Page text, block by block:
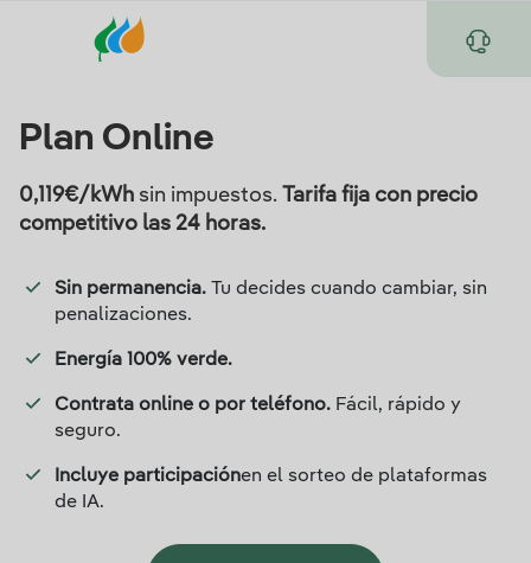
Plan Online
0,119€/kWh sin impuestos. Tarifa fija con precio
competitivo las 24 horas.
Sin permanencia. Tu decides cuando cambiar, sin
penalizaciones.
Energía 100% verde.
Contrata online o por teléfono. Fácil, rápido y
seguro.
Incluye participaciónen el sorteo de plataformas
de IA.